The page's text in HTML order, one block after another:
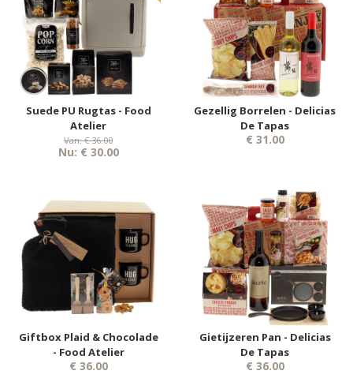
Suede PU Rugtas - Food
Atelier
Van: € 36.00
Nu: € 30.00
Gezellig Borrelen - Delicias
De Tapas
€ 31.00
Giftbox Plaid & Chocolade
- Food Atelier
€ 36.00
Gietijzeren Pan - Delicias
De Tapas
€ 36.00